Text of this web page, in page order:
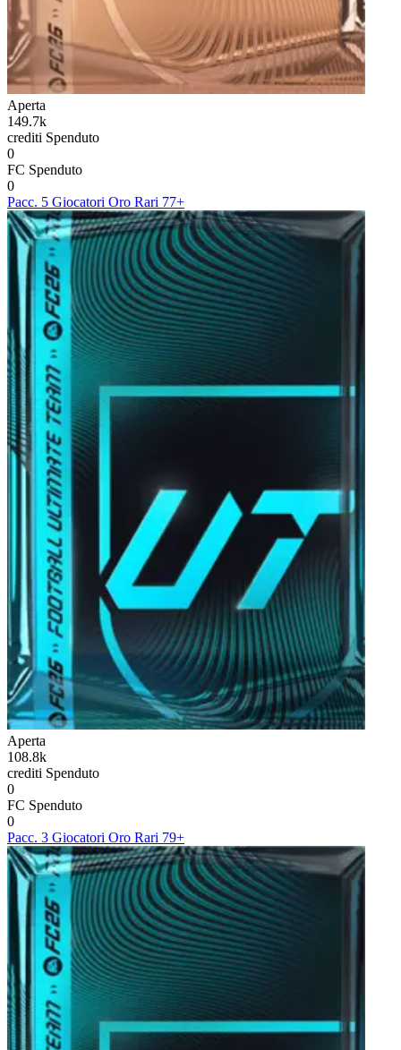
Aperta
149.7k
crediti Spenduto
0
FC Spenduto
0
Pacc. 5 Giocatori Oro Rari 77+
Aperta
108.8k
crediti Spenduto
0
FC Spenduto
0
Pacc. 3 Giocatori Oro Rari 79+